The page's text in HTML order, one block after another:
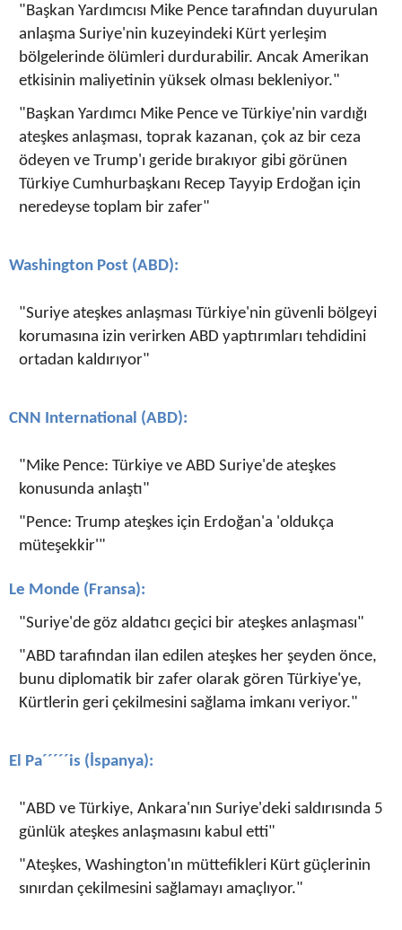
"Başkan Yardımcısı Mike Pence tarafından duyurulan
anlaşma Suriye'nin kuzeyindeki Kürt yerleşim
bölgelerinde ölümleri durdurabilir. Ancak Amerikan
etkisinin maliyetinin yüksek olması bekleniyor."
"Başkan Yardımcı Mike Pence ve Türkiye'nin vardığı
ateşkes anlaşması, toprak kazanan, çok az bir ceza
ödeyen ve Trump'ı geride bırakıyor gibi görünen
Türkiye Cumhurbaşkanı Recep Tayyip Erdoğan için
neredeyse toplam bir zafer"
Washington Post (ABD):
"Suriye ateşkes anlaşması Türkiye'nin güvenli bölgeyi
korumasına izin verirken ABD yaptırımları tehdidini
ortadan kaldırıyor"
CNN International (ABD):
"Mike Pence: Türkiye ve ABD Suriye'de ateşkes
konusunda anlaştı"
"Pence: Trump ateşkes için Erdoğan'a 'oldukça
müteşekkir'"
Le Monde (Fransa):
"Suriye'de göz aldatıcı geçici bir ateşkes anlaşması"
"ABD tarafından ilan edilen ateşkes her şeyden önce,
bunu diplomatik bir zafer olarak gören Türkiye'ye,
Kürtlerin geri çekilmesini sağlama imkanı veriyor."
El Pa´´´´´is (İspanya):
"ABD ve Türkiye, Ankara'nın Suriye'deki saldırısında 5
günlük ateşkes anlaşmasını kabul etti"
"Ateşkes, Washington'ın müttefikleri Kürt güçlerinin
sınırdan çekilmesini sağlamayı amaçlıyor."